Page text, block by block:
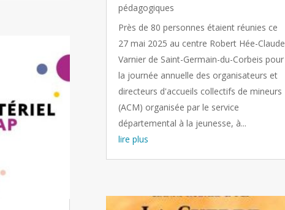
pédagogiques
Près de 80 personnes étaient réunies ce
27 mai 2025 au centre Robert Hée-Claude
Varnier de Saint-Germain-du-Corbeis pour
la journée annuelle des organisateurs et
directeurs d'accueils collectifs de mineurs
(ACM) organisée par le service
départemental à la jeunesse, à...
lire plus